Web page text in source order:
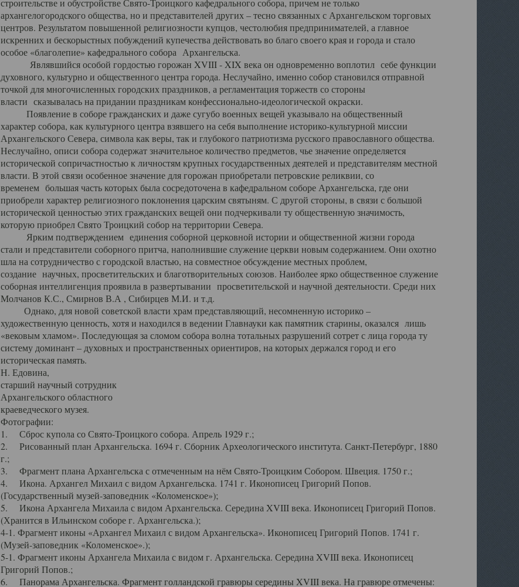
строительстве и обустройстве Свято-Троицкого кафедрального собора, причем не только
архангелогородского общества, но и представителей других – тесно связанных с Архангельском торговых
центров. Результатом повышенной религиозности купцов, честолюбия предпринимателей, а главное
искренних и бескорыстных побуждений купечества действовать во благо своего края и города и стало
особое «благолепие» кафедрального собора Архангельска.
Являвшийся особой гордостью горожан XVIII - XIX века он одновременно воплотил себе функции
духовного, культурно и общественного центра города. Неслучайно, именно собор становился отправной
точкой для многочисленных городских праздников, а регламентация торжеств со стороны
власти сказывалась на придании праздникам конфессионально-идеологической окраски.
Появление в соборе гражданских и даже сугубо военных вещей указывало на общественный
характер собора, как культурного центра взявшего на себя выполнение историко-культурной миссии
Архангельского Севера, символа как веры, так и глубокого патриотизма русского православного общества.
Неслучайно, описи собора содержат значительное количество предметов, чье значение определяется
исторической сопричастностью к личностям крупных государственных деятелей и представителям местной
власти. В этой связи особенное значение для горожан приобретали петровские реликвии, со
временем большая часть которых была сосредоточена в кафедральном соборе Архангельска, где они
приобрели характер религиозного поклонения царским святыням. С другой стороны, в связи с большой
исторической ценностью этих гражданских вещей они подчеркивали ту общественную значимость,
которую приобрел Свято Троицкий собор на территории Севера.
Ярким подтверждением единения соборной церковной истории и общественной жизни города
стали и представители соборного притча, наполнившие служение церкви новым содержанием. Они охотно
шла на сотрудничество с городской властью, на совместное обсуждение местных проблем,
создание научных, просветительских и благотворительных союзов. Наиболее ярко общественное служение
соборная интеллигенция проявила в развертывании просветительской и научной деятельности. Среди них
Молчанов К.С., Смирнов В.А , Сибирцев М.И. и т.д.
Однако, для новой советской власти храм представляющий, несомненную историко –
художественную ценность, хотя и находился в ведении Главнауки как памятник старины, оказался лишь
«вековым хламом». Последующая за сломом собора волна тотальных разрушений сотрет с лица города ту
систему доминант – духовных и пространственных ориентиров, на которых держался город и его
историческая память.
Н. Едовина,
старший научный сотрудник
Архангельского областного
краеведческого музея.
Фотографии:
1. Сброс купола со Свято-Троицкого собора. Апрель 1929 г.;
2. Рисованный план Архангельска. 1694 г. Сборник Археологического института. Санкт-Петербург, 1880
г.;
3. Фрагмент плана Архангельска с отмеченным на нём Свято-Троицким Собором. Швеция. 1750 г.;
4. Икона. Архангел Михаил с видом Архангельска. 1741 г. Иконописец Григорий Попов.
(Государственный музей-заповедник «Коломенское»);
5. Икона Архангела Михаила с видом Архангельска. Середина XVIII века. Иконописец Григорий Попов.
(Хранится в Ильинском соборе г. Архангельска.);
4-1. Фрагмент иконы «Архангел Михаил с видом Архангельска». Иконописец Григорий Попов. 1741 г.
(Музей-заповедник «Коломенское».);
5-1. Фрагмент иконы Архангела Михаила с видом г. Архангельска. Середина XVIII века. Иконописец
Григорий Попов.;
6. Панорама Архангельска. Фрагмент голландской гравюры середины XVIII века. На гравюре отмечены: